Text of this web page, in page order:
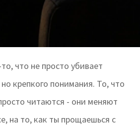
что не просто убивает
крепкого понимания. То, что
читаются - они меняют
на то, как ты прощаешься с